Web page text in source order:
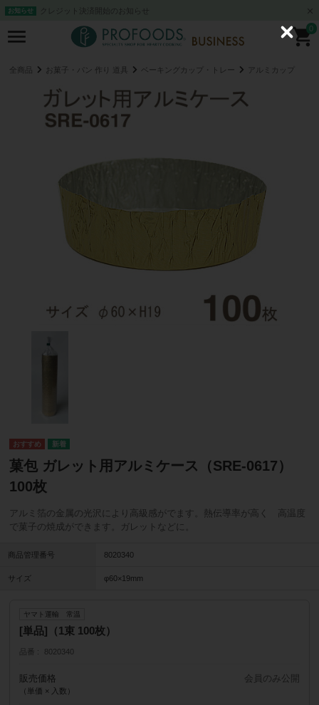
お知らせ クレジット決済開始のお知らせ
0
全商品 お菓子・パン 作り 道具 ベーキングカップ・トレー アルミカップ
菓包 ガレット用アルミケース（SRE-0617）
100枚
アルミ箔の金属の光沢により高級感がでます。熱伝導率が高く 高温度
で菓子の焼成ができます。ガレットなどに。
商品管理番号 8020340
サイズ φ60×19mm
ヤマト運輸 常温
[単品]（1束 100枚）
品番 8020340
販売価格
（単価 × 入数）
会員のみ公開
C
e